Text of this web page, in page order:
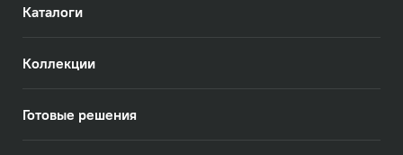
Каталоги
Коллекции
Готовые решения